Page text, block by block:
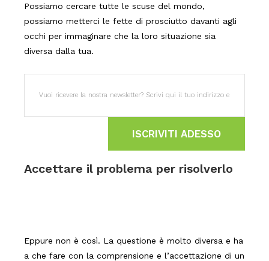
Possiamo cercare tutte le scuse del mondo,
possiamo metterci le fette di prosciutto davanti agli
occhi per immaginare che la loro situazione sia
diversa dalla tua.
ISCRIVITI ADESSO
Accettare il problema per risolverlo
Eppure non è così. La questione è molto diversa e ha
a che fare con la comprensione e l’accettazione di un